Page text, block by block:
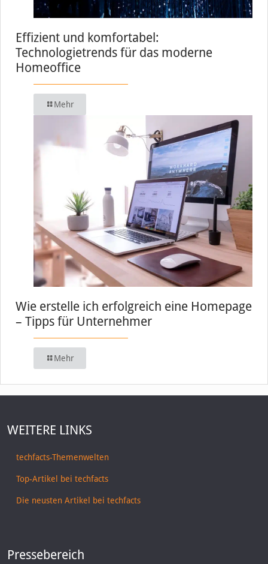
Effizient und komfortabel:
Technologietrends für das moderne
Homeoffice
Mehr
Wie erstelle ich erfolgreich eine Homepage
– Tipps für Unternehmer
Mehr
WEITERE LINKS
techfacts-Themenwelten
Top-Artikel bei techfacts
Die neusten Artikel bei techfacts
Pressebereich